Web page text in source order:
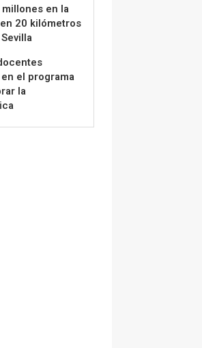
en la
20 kilómetros
el programa
la